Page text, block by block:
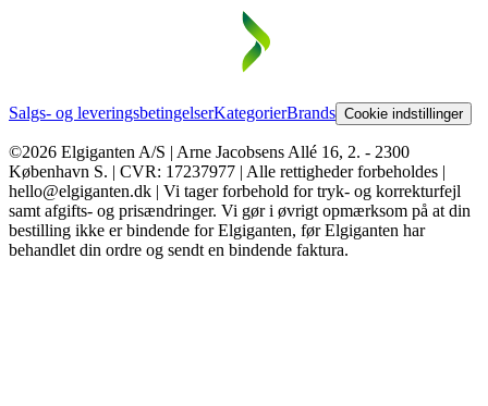
Salgs- og leveringsbetingelserKategorierBrands Cookie indstillinger
©2026 Elgiganten A/S | Arne Jacobsens Allé 16, 2. - 2300
København S. | CVR: 17237977 | Alle rettigheder forbeholdes |
hello@elgiganten.dk | Vi tager forbehold for tryk- og korrekturfejl
samt afgifts- og prisændringer. Vi gør i øvrigt opmærksom på at din
bestilling ikke er bindende for Elgiganten, før Elgiganten har
behandlet din ordre og sendt en bindende faktura.